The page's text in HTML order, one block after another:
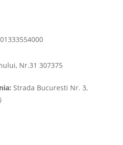
Nr.31 307375
Strada Bucuresti Nr. 3,